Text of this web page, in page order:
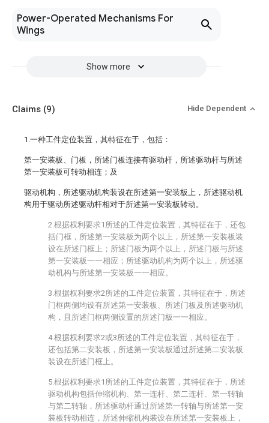
Power-Operated Mechanisms For
Wings
Show more
Claims (9) Hide Dependent
1.一种工件定位装置，其特征在于，包括：
第一安装板、门板，所述门板连接有驱动杆，所述驱动杆与所述
第一安装板可转动相连；及
驱动机构，所述驱动机构装设在所述第一安装板上，所述驱动机
构用于驱动所述驱动杆相对于所述第一安装板转动。
2.根据权利要求1所述的工件定位装置，其特征在于，还包
括门框，所述第一安装板为两个以上，所述第一安装板装
设在所述门框上；所述门板为两个以上，所述门板与所述
第一安装板一一相应；所述驱动机构为两个以上，所述驱
动机构与所述第一安装板一一相应。
3.根据权利要求2所述的工件定位装置，其特征在于，所述
门框两侧均设有所述第一安装板、所述门板及所述驱动机
构，且所述门框两侧设置的所述门板一一相应。
4.根据权利要求2或3所述的工件定位装置，其特征在于，
还包括第二安装板，所述第一安装板通过所述第二安装板
装设在所述门框上。
5.根据权利要求1所述的工件定位装置，其特征在于，所述
驱动机构包括伸缩机构、第一连杆、第二连杆、第一转轴
与第二转轴，所述驱动杆通过所述第一转轴与所述第一安
装板转动相连，所述伸缩机构装设在所述第一安装板上，